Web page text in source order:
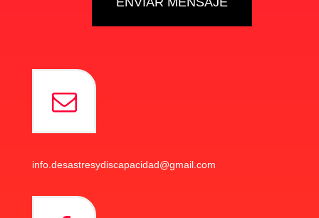
info.desastresydiscapacidad@gmail.com